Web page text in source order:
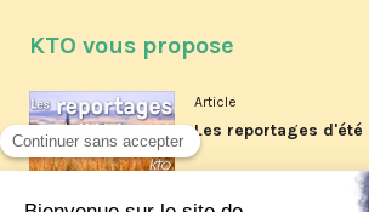
KTO vous propose
Article
Les reportages d'été